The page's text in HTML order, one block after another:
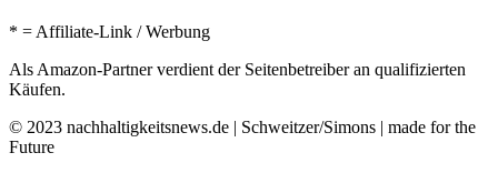
* = Affiliate-Link / Werbung
Als Amazon-Partner verdient der Seitenbetreiber an qualifizierten
Käufen.
© 2023 nachhaltigkeitsnews.de | Schweitzer/Simons | made for the
Future